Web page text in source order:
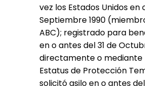
vez los Estados Unidos en
Septiembre 1990
ABC); registrado para
en o antes del 31 de
directamente o mediante
Estatus de Protección
solicitó asilo en o antes